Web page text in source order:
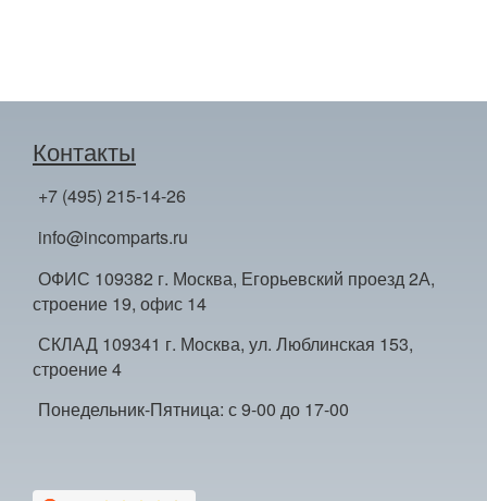
Контакты
+7 (495) 215-14-26
info@incomparts.ru
ОФИС 109382 г. Москва, Егорьевский проезд 2А,
строение 19, офис 14
СКЛАД 109341 г. Москва, ул. Люблинская 153,
строение 4
Понедельник-Пятница: с 9-00 до 17-00